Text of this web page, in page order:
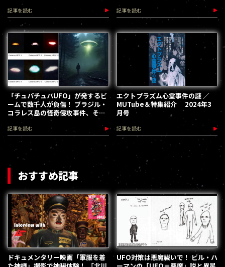
記事を読む 記事を読む
「チュパチュパUFO」が発するビ
ームで数千人が負傷！ ブラジル・
コラレス島の怪奇侵攻事件、その
一部始終／ブレント・スワンサー
記事を読む
エクトプラズム心霊事件の謎 ／
MUTube＆特集紹介 2024年3
月号
記事を読む
おすすめ記事
ドキュメンタリー映画「軍服を着
UFO対策は悪魔祓いで！ ビル・ハ